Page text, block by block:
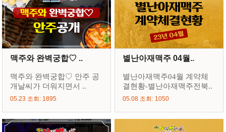
맥주와 완벽궁합♡ ..
맥주와 완벽궁합♡ 안주 공
개날씨가 더워지면서 ..
05.23 조회: 1895
별난아재맥주 04월..
별난아재맥주04월 계약체
결현황-별난아재맥주전북..
05.08 조회: 1050